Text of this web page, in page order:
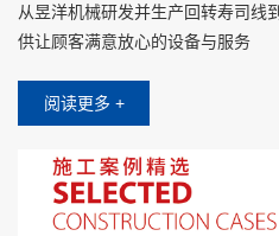
从昱洋机械研发并生产回转寿司线
供让顾客满意放心的设备与服务
阅读更多 +